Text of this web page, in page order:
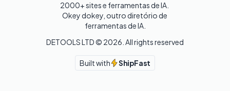
2000+ sites e ferramentas de IA.
Okey dokey, outro diretório de
ferramentas de IA.
DETOOLS LTD © 2026 . All rights reserved
Built with ShipFast